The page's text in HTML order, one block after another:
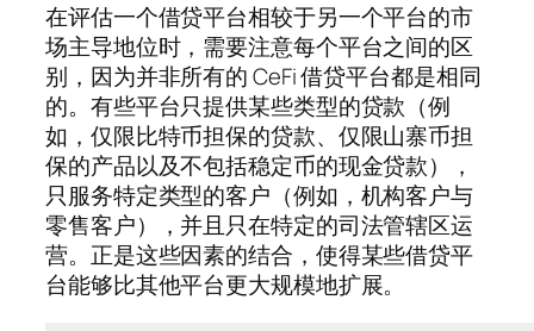
在评估一个借贷平台相较于另一个平台的市
场主导地位时，需要注意每个平台之间的区
别，因为并非所有的 CeFi 借贷平台都是相同
的。有些平台只提供某些类型的贷款（例
如，仅限比特币担保的贷款、仅限山寨币担
保的产品以及不包括稳定币的现金贷款），
只服务特定类型的客户（例如，机构客户与
零售客户），并且只在特定的司法管辖区运
营。正是这些因素的结合，使得某些借贷平
台能够比其他平台更大规模地扩展。